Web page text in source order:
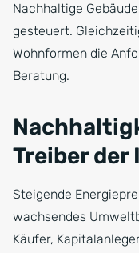
Nachhaltige
gesteuert.
Wohnformen die
Beratung.
Treiber
Steigende
wachsendes
Käufer,